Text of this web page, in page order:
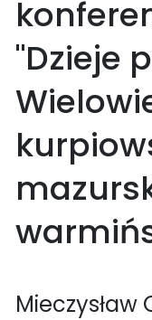
"Dzieje
Mieczysław